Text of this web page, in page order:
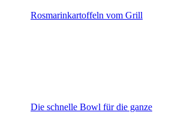
Rosmarinkartoffeln vom Grill
Die schnelle Bowl für die ganze